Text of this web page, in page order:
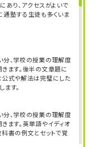
あり、アクセスがよいで
通塾する生徒も多くいま
分、学校の授業の理解度
ます。後半の文章題に
公式や解法は完璧にした
す。
分、学校の授業の理解度
ます。英単語やイディオ
書の例文とセットで覚